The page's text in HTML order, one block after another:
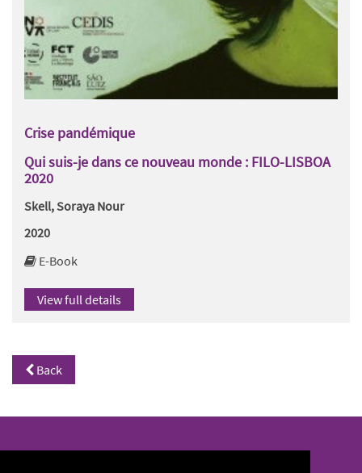
Crise pandémique
Qui suis-je dans ce nouveau monde : FILO-LISBOA
2020
Skell, Soraya Nour
2020
E-Book
View full details
Back